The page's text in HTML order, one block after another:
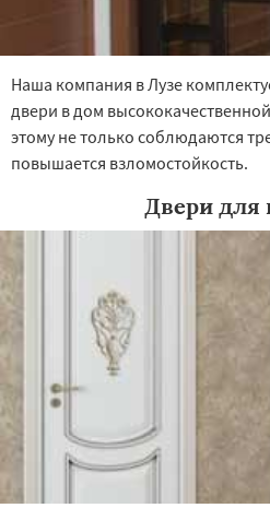
Работаем по
регионам
Малмыж Нолинск
Орлов
Советск
Уржум
Наша компания в Лузе
двери в дом
этому не только соблюдаются
повышается взломостойкость.
Двери для
УЗНАТЬ
Даю согласие на обработку